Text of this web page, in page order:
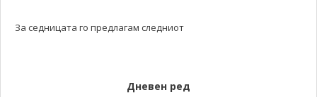
За седницата го предлагам следниот
Дневен ред